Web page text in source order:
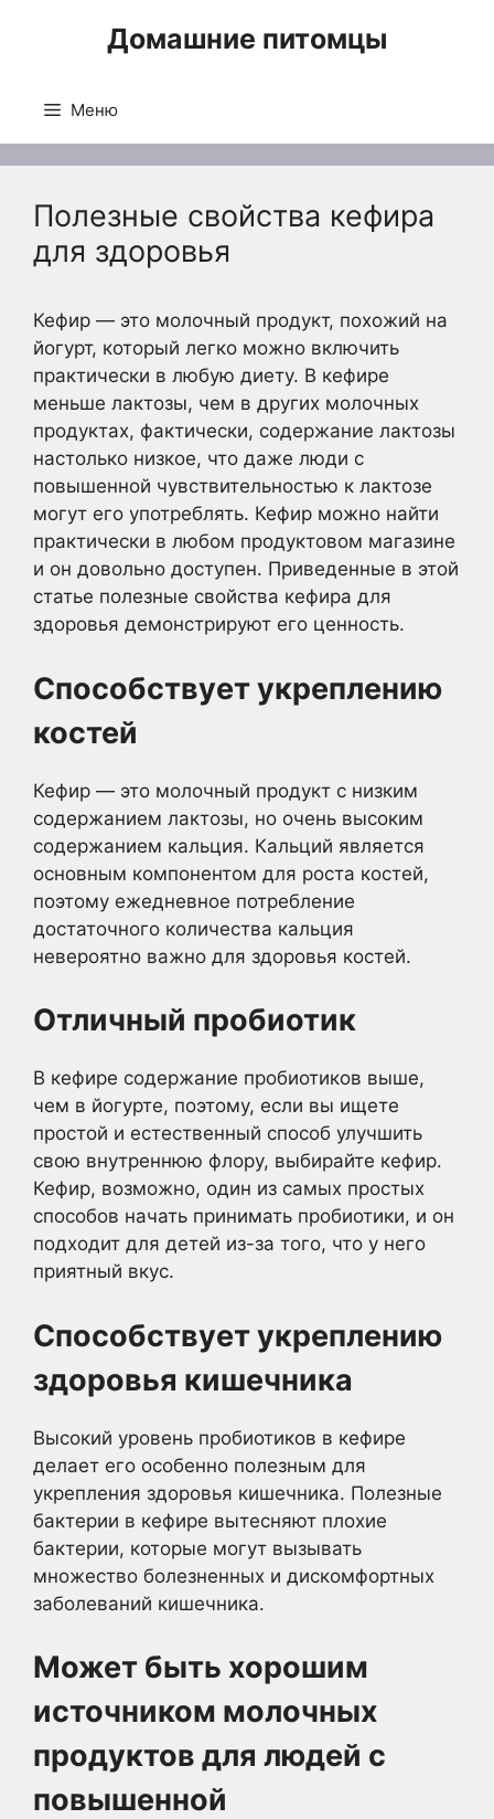
Домашние питомцы
Меню
Полезные свойства кефира
для здоровья
Кефир — это молочный продукт, похожий на
йогурт, который легко можно включить
практически в любую диету. В кефире
меньше лактозы, чем в других молочных
продуктах, фактически, содержание лактозы
настолько низкое, что даже люди с
повышенной чувствительностью к лактозе
могут его употреблять. Кефир можно найти
практически в любом продуктовом магазине
и он довольно доступен. Приведенные в этой
статье полезные свойства кефира для
здоровья демонстрируют его ценность.
Способствует укреплению
костей
Кефир — это молочный продукт с низким
содержанием лактозы, но очень высоким
содержанием кальция. Кальций является
основным компонентом для роста костей,
поэтому ежедневное потребление
достаточного количества кальция
невероятно важно для здоровья костей.
Отличный пробиотик
В кефире содержание пробиотиков выше,
чем в йогурте, поэтому, если вы ищете
простой и естественный способ улучшить
свою внутреннюю флору, выбирайте кефир.
Кефир, возможно, один из самых простых
способов начать принимать пробиотики, и он
подходит для детей из-за того, что у него
приятный вкус.
Способствует укреплению
здоровья кишечника
Высокий уровень пробиотиков в кефире
делает его особенно полезным для
укрепления здоровья кишечника. Полезные
бактерии в кефире вытесняют плохие
бактерии, которые могут вызывать
множество болезненных и дискомфортных
заболеваний кишечника.
Может быть хорошим
источником молочных
продуктов для людей с
повышенной